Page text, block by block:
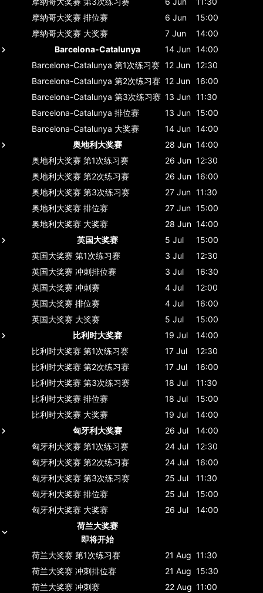
摩纳哥大奖赛 排位赛 6 Jun
15:00
摩纳哥大奖赛 大奖赛 7 Jun
14:00
Barcelona-Catalunya
14 Jun 14:00
Barcelona-Catalunya 第1次练习赛 12 Jun 12:30
Barcelona-Catalunya 第2次练习赛 12 Jun 16:00
Barcelona-Catalunya 第3次练习赛 13 Jun 11:30
Barcelona-Catalunya 排位赛 13 Jun 15:00
Barcelona-Catalunya 大奖赛 14 Jun 14:00
奥地利大奖赛
28 Jun 14:00
奥地利大奖赛 第1次练习赛 26 Jun 12:30
奥地利大奖赛 第2次练习赛 26 Jun 16:00
奥地利大奖赛 第3次练习赛 27 Jun 11:30
奥地利大奖赛 排位赛 27 Jun 15:00
奥地利大奖赛 大奖赛 28 Jun 14:00
英国大奖赛
5 Jul
15:00
英国大奖赛 第1次练习赛 3 Jul
12:30
英国大奖赛 冲刺排位赛 3 Jul
16:30
英国大奖赛 冲刺赛 4 Jul
12:00
英国大奖赛 排位赛 4 Jul
16:00
英国大奖赛 大奖赛 5 Jul
15:00
比利时大奖赛
19 Jul
14:00
比利时大奖赛 第1次练习赛 17 Jul
12:30
比利时大奖赛 第2次练习赛 17 Jul
16:00
比利时大奖赛 第3次练习赛 18 Jul
11:30
比利时大奖赛 排位赛 18 Jul
15:00
比利时大奖赛 大奖赛 19 Jul
14:00
匈牙利大奖赛
26 Jul
14:00
匈牙利大奖赛 第1次练习赛 24 Jul
12:30
匈牙利大奖赛 第2次练习赛 24 Jul
16:00
匈牙利大奖赛 第3次练习赛 25 Jul
11:30
匈牙利大奖赛 排位赛 25 Jul
15:00
匈牙利大奖赛 大奖赛 26 Jul
14:00
荷兰大奖赛
即将开始
荷兰大奖赛 第1次练习赛 21 Aug 11:30
荷兰大奖赛 冲刺排位赛 21 Aug 15:30
荷兰大奖赛 冲刺赛 22 Aug 11:00